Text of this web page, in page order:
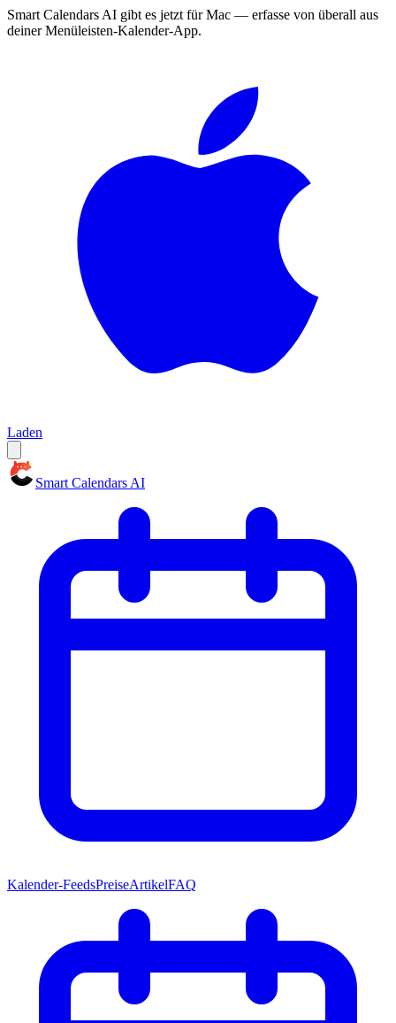
Smart Calendars AI gibt es jetzt für Mac — erfasse von überall aus
deiner Menüleisten-Kalender-App.
Laden
Smart Calendars AI
Kalender-FeedsPreiseArtikelFAQ